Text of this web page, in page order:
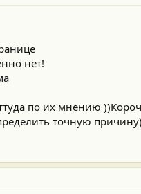
нет!
по их мнению
точную